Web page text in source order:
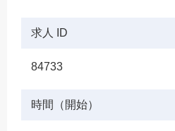
求人 ID
84733
時間（開始）